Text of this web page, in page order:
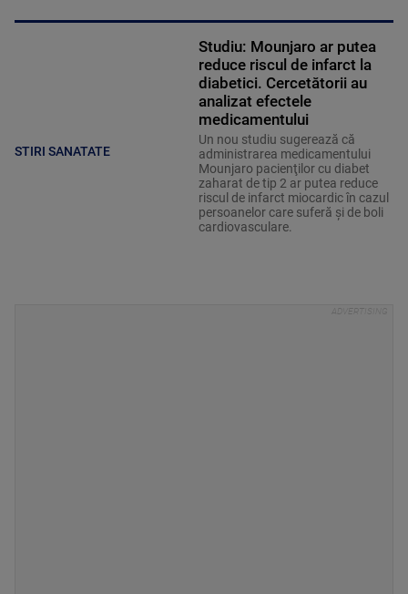
STIRI SANATATE
Studiu: Mounjaro ar putea
reduce riscul de infarct la
diabetici. Cercetătorii au
analizat efectele
medicamentului
Un nou studiu sugerează că
administrarea medicamentului
Mounjaro pacienţilor cu diabet
zaharat de tip 2 ar putea reduce
riscul de infarct miocardic în cazul
persoanelor care suferă şi de boli
cardiovasculare.